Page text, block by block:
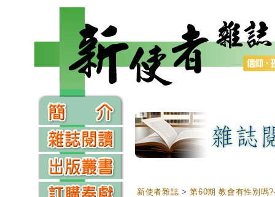
新使者雜誌 >第60期 教會有性別